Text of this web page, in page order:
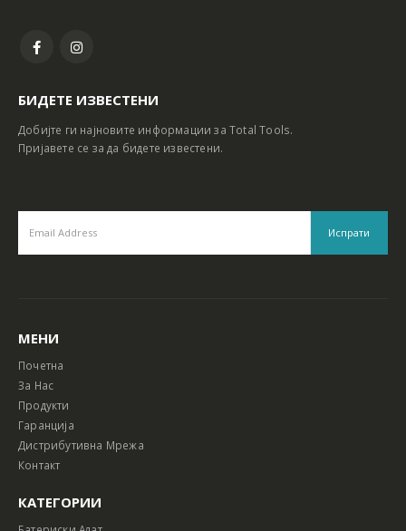
БИДЕТЕ ИЗВЕСТЕНИ
Добијте ги најновите информации за Total Tools.
Пријавете се за да бидете известени.
МЕНИ
Почетна
За Нас
Продукти
Гаранција
Дистрибутивна Мрежа
Контакт
КАТЕГОРИИ